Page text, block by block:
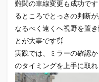
難関の車線変更も成功で
るところでとっさの判断が
なるべく遠くへ視野を置
とが大事です㌽
実践では、ミラーの確認
のタイミングを上手に取れ